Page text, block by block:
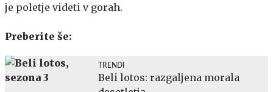
je poletje videti v gorah.
Preberite še:
TRENDI
Beli lotos: razgaljena morala